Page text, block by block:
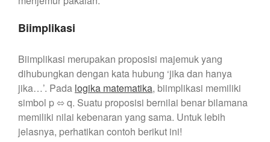
Biimplikasi
Biimplikasi merupakan proposisi majemuk yang
dihubungkan dengan kata hubung ‘jika dan hanya
jika…’. Pada logika matematika, biimplikasi memiliki
simbol p ⬄ q. Suatu proposisi bernilai benar bilamana
memiliki nilai kebenaran yang sama. Untuk lebih
jelasnya, perhatikan contoh berikut ini!